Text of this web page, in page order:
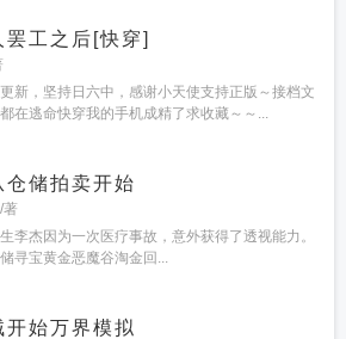
罢工之后[快穿]
新，坚持日六中，感谢小天使支持正版～接档文
在逃命快穿我的手机成精了求收藏～～...
仓储拍卖开始
著
李杰因为一次医疗事故，意外获得了透视能力。
寻宝黄金恶魔谷淘金回...
开始万界模拟